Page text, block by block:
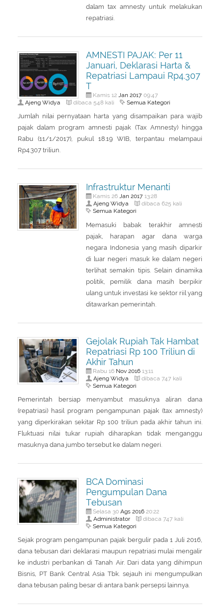
dalam tax amnesty untuk melakukan
repatriasi.
AMNESTI PAJAK: Per 11
Januari, Deklarasi Harta &
Repatriasi Lampaui Rp4.307
T
Kamis 12 Jan 201709:47
Ajeng Widya dibaca 548 kali Semua Kategori
Jumlah nilai pernyataan harta yang disampaikan para wajib
pajak dalam program amnesti pajak (Tax Amnesty) hingga
Rabu (11/1/2017), pukul 18.19 WIB, terpantau melampaui
Rp4.307 triliun.
Infrastruktur Menanti
Kamis 26 Jan 201713:28
Ajeng Widya dibaca 625 kali
Semua Kategori
Memasuki babak terakhir amnesti
pajak, harapan agar dana warga
negara Indonesia yang masih diparkir
di luar negeri masuk ke dalam negeri
terlihat semakin tipis. Selain dinamika
politik, pemilik dana masih berpikir
ulang untuk investasi ke sektor riil yang
ditawarkan pemerintah.
Gejolak Rupiah Tak Hambat
Repatriasi Rp 100 Triliun di
Akhir Tahun
Rabu 16 Nov 201613:11
Ajeng Widya dibaca 747 kali
Semua Kategori
Pemerintah bersiap menyambut masuknya aliran dana
(repatriasi) hasil program pengampunan pajak (tax amnesty)
yang diperkirakan sekitar Rp 100 triliun pada akhir tahun ini.
Fluktuasi nilai tukar rupiah diharapkan tidak menganggu
masuknya dana jumbo tersebut ke dalam negeri.
BCA Dominasi
Pengumpulan Dana
Tebusan
Selasa 30 Ags 201620:22
Administrator dibaca 747 kali
Semua Kategori
Sejak program pengampunan pajak bergulir pada 1 Juli 2016,
dana tebusan dari deklarasi maupun repatriasi mulai mengalir
ke industri perbankan di Tanah Air. Dari data yang dihimpun
Bisnis, PT Bank Central Asia Tbk. sejauh ini mengumpulkan
dana tebusan paling besar di antara bank persepsi lainnya.